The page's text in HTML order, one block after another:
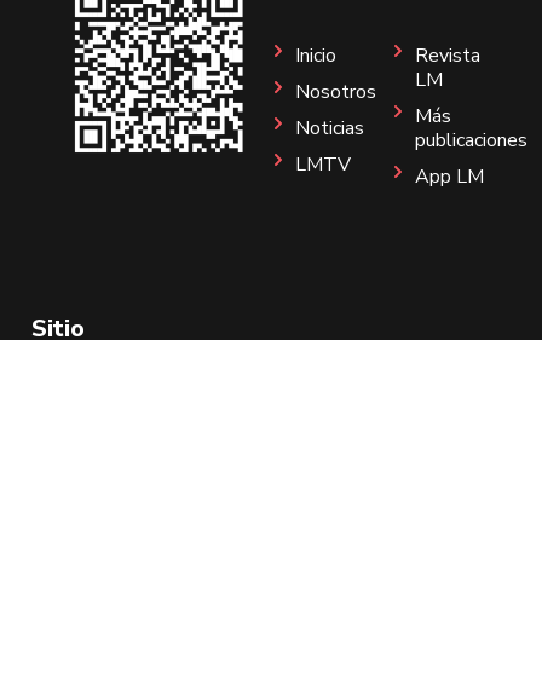
Sitio
Inicio
Nosotros
Noticias
LMTV
Revista
LM
Más
publicaciones
App LM